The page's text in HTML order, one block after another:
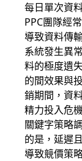
每日單次資
PPC團隊經
導致資料傳
系統發生異
料的極度遺
的間效果與
銷期間，資
精力投入危
關鍵字策略
的是，延遲
導致競價策